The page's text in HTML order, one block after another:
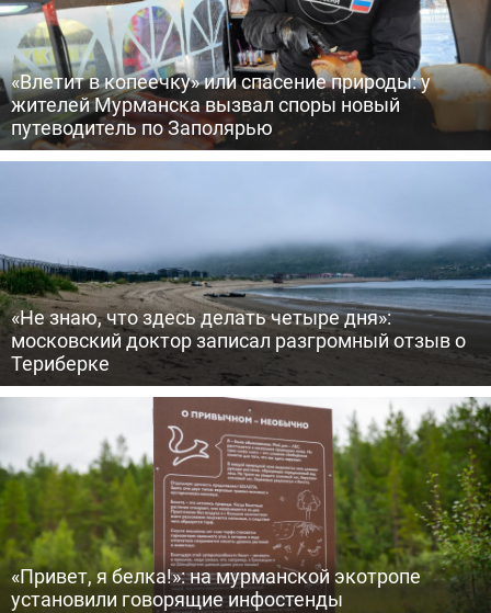
«Влетит в копеечку» или спасение природы: у
жителей Мурманска вызвал споры новый
путеводитель по Заполярью
«Не знаю, что здесь делать четыре дня»:
московский доктор записал разгромный отзыв о
Териберке
«Привет, я белка!»: на мурманской экотропе
установили говорящие инфостенды